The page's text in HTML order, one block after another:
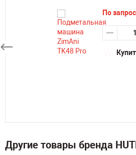
По
Другие товары бренда